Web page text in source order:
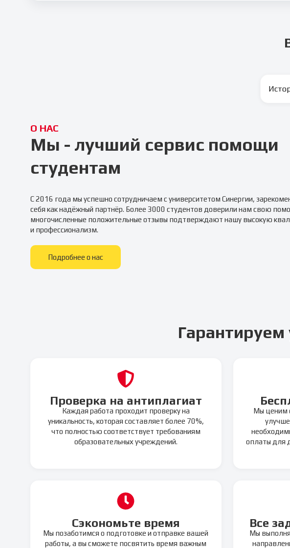
О НАС
Мы - лучший сервис помощи
студентам
С 2016 года мы успешно сотрудничаем с университетом Синергии,
себя как надёжный партнёр. Более 3000 студентов доверили нам свою
многочисленные положительные отзывы подтверждают нашу высокую
и профессионализм.
Подробнее о нас
Гарантируем
Проверка на антиплагиат
Каждая работа проходит проверку на
уникальность, которая составляет более 70%,
что полностью соответствует требованиям
образовательных учреждений.
Мы ценим
оплаты для
Сэкономьте время
Мы позаботимся о подготовке и отправке вашей
работы, а вы сможете посвятить время важным
Все
Мы